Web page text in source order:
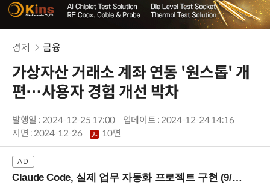
경제 금융
가상자산 거래소 계좌 연동 '원스톱' 개
편…사용자 경험 개선 박차
발행일 : 2024-12-25 17:00
업데이트 : 2024-12-24 14:16
지면 :2024-12-26 10면
Claude Code, 실제 업무 자동화 프로젝트 구현 (9/16 ~17 강남역)